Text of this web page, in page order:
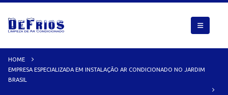
HOME
EMPRESA ESPECIALIZADA EM INSTALAÇÃO AR CONDICIONADO NO JARDIM
BRASIL